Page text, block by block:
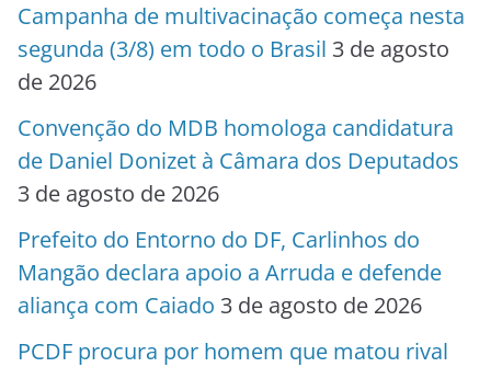
Campanha de multivacinação começa nesta
segunda (3/8) em todo o Brasil 3 de agosto
de 2026
Convenção do MDB homologa candidatura
de Daniel Donizet à Câmara dos Deputados
3 de agosto de 2026
Prefeito do Entorno do DF, Carlinhos do
Mangão declara apoio a Arruda e defende
aliança com Caiado 3 de agosto de 2026
PCDF procura por homem que matou rival